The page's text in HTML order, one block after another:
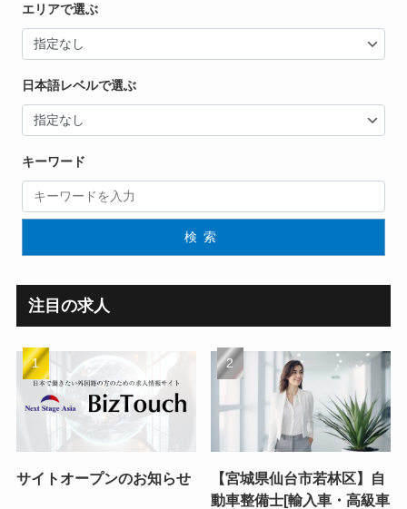
エリアで選ぶ
日本語レベルで選ぶ
キーワード
検索
注目の求人
サイトオープンのお知らせ
【宮城県仙台市若林区】自
動車整備士[輸入車・高級車